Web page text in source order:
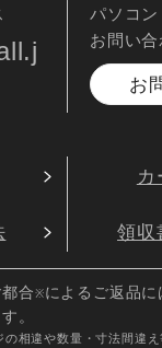
パソコ
お問い
お
カ
領収
合※によるご返品
。
相違や数量・寸法間違